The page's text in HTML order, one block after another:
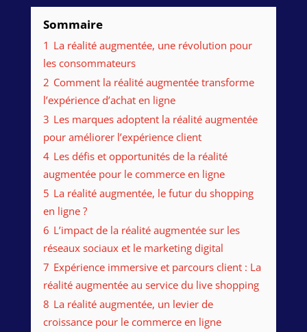
Sommaire
1 La réalité augmentée, une révolution pour
les consommateurs
2 Comment la réalité augmentée transforme
l’expérience d’achat en ligne
3 Les marques adoptent la réalité augmentée
pour améliorer l’expérience client
4 Les défis et opportunités de la réalité
augmentée pour le commerce en ligne
5 La réalité augmentée, le futur du shopping
en ligne ?
6 L’impact de la réalité augmentée sur les
réseaux sociaux et le marketing digital
7 Expérience immersive et parcours client : La
réalité augmentée au service du live shopping
8 La réalité augmentée, un levier de
croissance pour le commerce en ligne